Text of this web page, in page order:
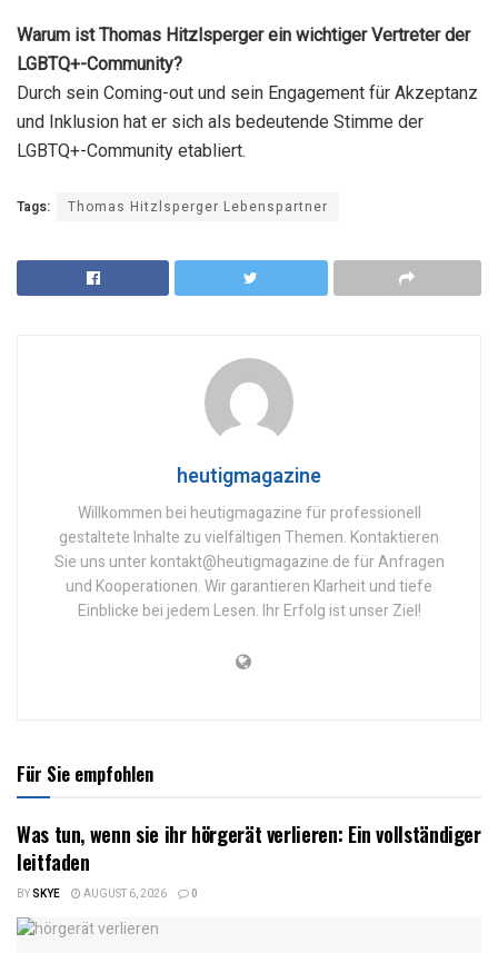
Warum ist Thomas Hitzlsperger ein wichtiger Vertreter der
LGBTQ+-Community?
Durch sein Coming-out und sein Engagement für Akzeptanz
und Inklusion hat er sich als bedeutende Stimme der
LGBTQ+-Community etabliert.
Tags: Thomas Hitzlsperger Lebenspartner
heutigmagazine
Willkommen bei heutigmagazine für professionell
gestaltete Inhalte zu vielfältigen Themen. Kontaktieren
Sie uns unter kontakt@heutigmagazine.de für Anfragen
und Kooperationen. Wir garantieren Klarheit und tiefe
Einblicke bei jedem Lesen. Ihr Erfolg ist unser Ziel!
Für Sie empfohlen
Was tun, wenn sie ihr hörgerät verlieren: Ein vollständiger
leitfaden
BYSKYE AUGUST 6, 2026 0